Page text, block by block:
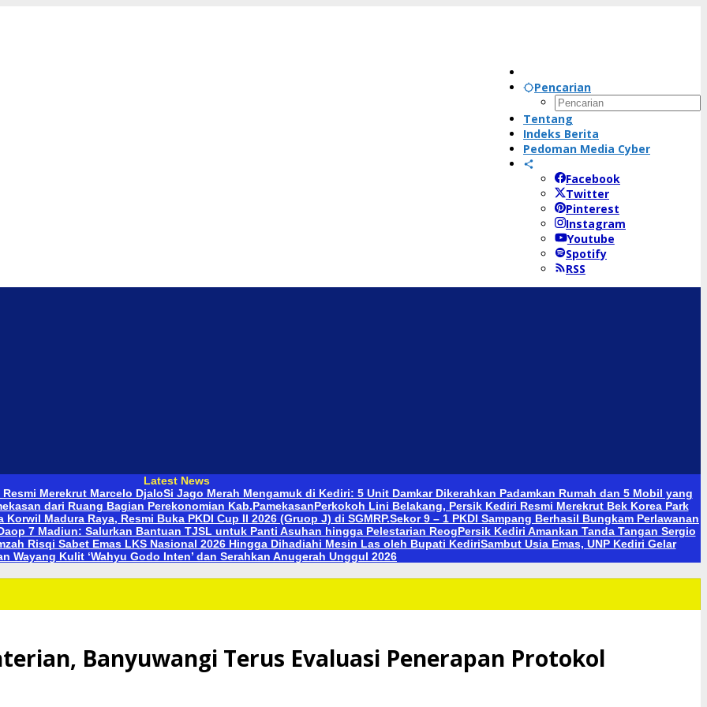
Pencarian
Tentang
Indeks Berita
Pedoman Media Cyber
Facebook
Twitter
Pinterest
Instagram
Youtube
Spotify
RSS
Latest News
Merekrut Marcelo DjaloSi Jago Merah Mengamuk di Kediri: 5 Unit Damkar Dikerahkan Padamkan Rumah dan 5 Mobil yang
dari Ruang Bagian Perekonomian Kab.PamekasanPerkokoh Lini Belakang, Persik Kediri Resmi Merekrut Bek Korea Park
Madura Raya, Resmi Buka PKDI Cup II 2026 (Gruop J) di SGMRP.Sekor 9 – 1 PKDI Sampang Berhasil Bungkam Perlawanan
7 Madiun: Salurkan Bantuan TJSL untuk Panti Asuhan hingga Pelestarian ReogPersik Kediri Amankan Tanda Tangan Sergio
Risqi Sabet Emas LKS Nasional 2026 Hingga Dihadiahi Mesin Las oleh Bupati KediriSambut Usia Emas, UNP Kediri Gelar
Wayang Kulit ‘Wahyu Godo Inten’ dan Serahkan Anugerah Unggul 2026
Banyuwangi Terus Evaluasi Penerapan Protokol